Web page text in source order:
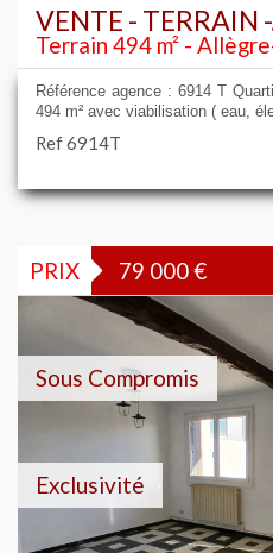
VENTE - TERRAIN -
Terrain 494 m² -
Référence agence : 6914 T
494 m² avec viabilisation ( eau,
Ref 6914T
PRIX 79 000€
Sous Compromis
Exclusivité